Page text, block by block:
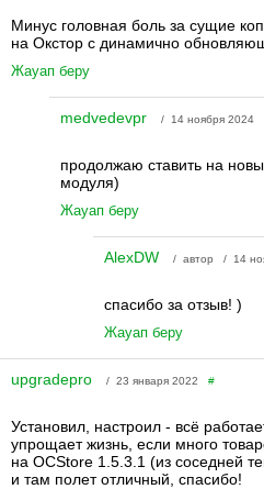
Минус головная боль за сущие
на Окстор с динамично
Жауап беру
medvedevpr / 14 ноября 2024
продолжаю ставить на
модуля)
Жауап беру
AlexDW / автор / 14
спасибо за отзыв! )
Жауап беру
upgradepro / 23 января 2022 #
Установил, настроил - всё
упрощает жизнь, если много
на OCStore 1.5.3.1 (из соседней
и там полет отличный, спасибо!